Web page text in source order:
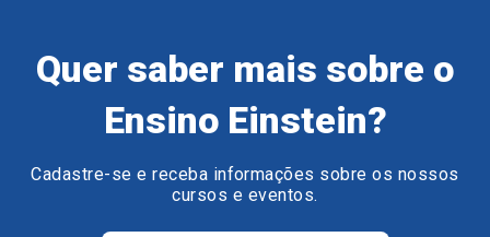
Quer saber mais sobre o
Ensino Einstein?
Cadastre-se e receba informações sobre os nossos
cursos e eventos.